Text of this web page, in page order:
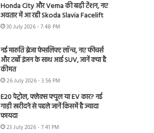
Honda City और Verna की बढ़ी टेंशन, नए
अवतार में आ रही Skoda Slavia Facelift
30 July 2026 - 7:48 PM
नई मारुति ब्रेजा फेसलिफ्ट लॉन्च, नए फीचर्स
और टर्बो इंजन के साथ आई SUV, जानें क्या है
कीमत
26 July 2026 - 3:56 PM
E20 पेट्रोल, फ्लेक्स फ्यूल या EV कार? नई
गाड़ी खरीदने से पहले जानें किसमें है ज्यादा
फायदा
23 July 2026 - 7:41 PM